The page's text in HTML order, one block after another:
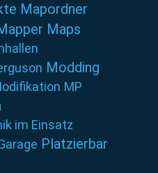
Mapordner
Maps
Modding
MP
im Einsatz
Platzierbar